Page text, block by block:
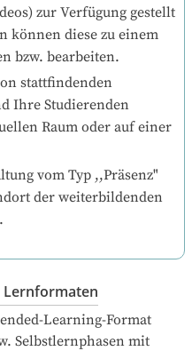
zur Verfügung gestellt
können diese zu einem
bzw. bearbeiten.
stattfindenden
Ihre Studierenden
Raum oder auf einer
vom Typ ,,Präsenz"
der weiterbildenden
Lernformaten
Learning-Format
Selbstlernphasen mit